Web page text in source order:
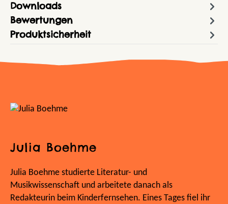
Downloads
Bewertungen
Produktsicherheit
Julia Boehme
Julia Boehme studierte Literatur- und
Musikwissenschaft und arbeitete danach als
Redakteurin beim Kinderfernsehen. Eines Tages fiel ihr